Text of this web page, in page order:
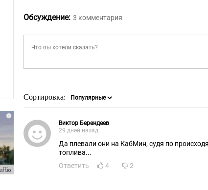
Обсуждение: 3 комментария
Сортировка:
Виктор Берендеев
29 дней назад
Да плевали они на КабМин, судя по
топлива...
Ответить
4 2